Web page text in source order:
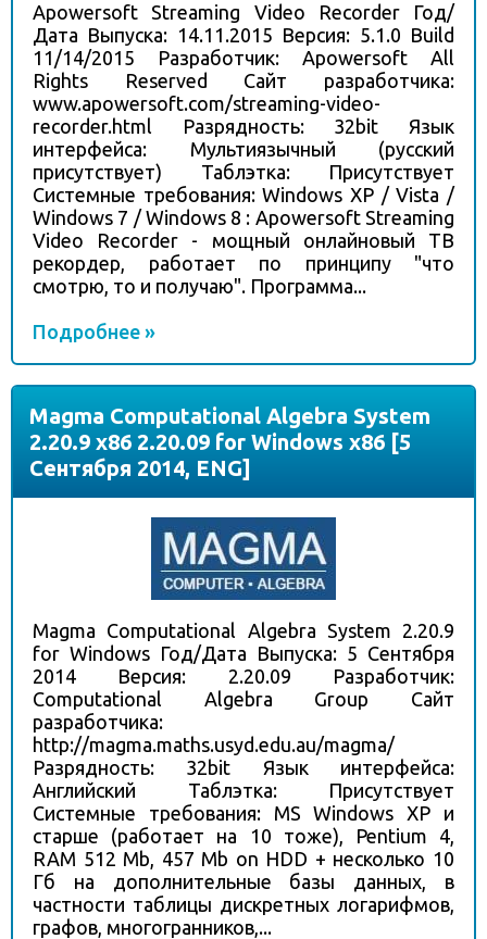
Apowersoft Streaming Video Recorder Год/
Дата Выпуска: 14.11.2015 Версия: 5.1.0 Build
11/14/2015 Разработчик: Apowersoft All
Rights Reserved Сайт разработчика:
www.apowersoft.com/streaming-video-
recorder.html Разрядность: 32bit Язык
интерфейса: Мультиязычный (русский
присутствует) Таблэтка: Присутствует
Системные требования: Windows XP / Vista /
Windows 7 / Windows 8 : Apowersoft Streaming
Video Recorder - мощный онлайновый ТВ
рекордер, работает по принципу "что
смотрю, то и получаю". Программа...
Подробнее »
Magma Computational Algebra System
2.20.9 x86 2.20.09 for Windows x86 [5
Сентября 2014, ENG]
Magma Computational Algebra System 2.20.9
for Windows Год/Дата Выпуска: 5 Сентября
2014 Версия: 2.20.09 Разработчик:
Computational Algebra Group Сайт
разработчика:
http://magma.maths.usyd.edu.au/magma/
Разрядность: 32bit Язык интерфейса:
Английский Таблэтка: Присутствует
Системные требования: MS Windows XP и
старше (работает на 10 тоже), Pentium 4,
RAM 512 Mb, 457 Mb on HDD + несколько 10
Гб на дополнительные базы данных, в
частности таблицы дискретных логарифмов,
графов, многогранников,...